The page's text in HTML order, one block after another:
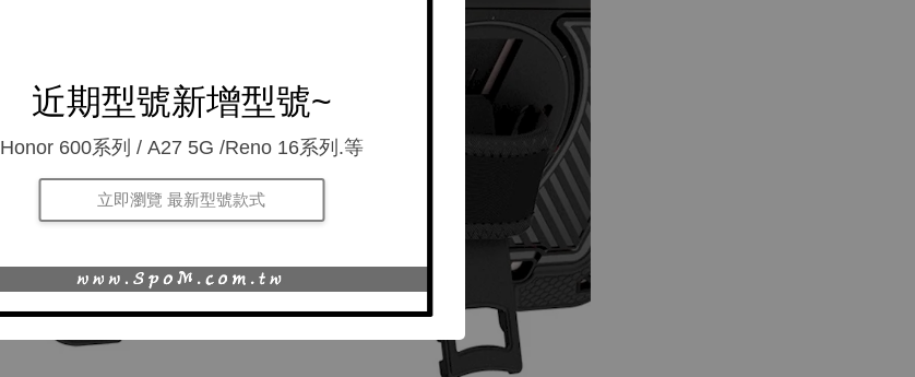
近期型號新增型號~
Honor 600系列 / A27 5G /Reno 16系列.等
立即瀏覽 最新型號款式